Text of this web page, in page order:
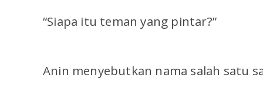
“Siapa itu teman yang pintar?”
Anin menyebutkan nama salah satu